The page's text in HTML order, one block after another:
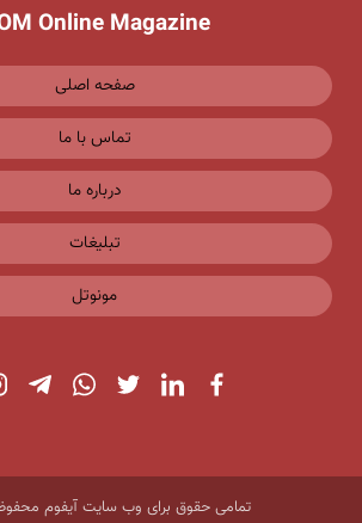
Online Magazine
صفحه اصلی
تماس با ما
درباره ما
تبلیغات
مونوتل
تمامی حقوق برای وب سایت آیفوم